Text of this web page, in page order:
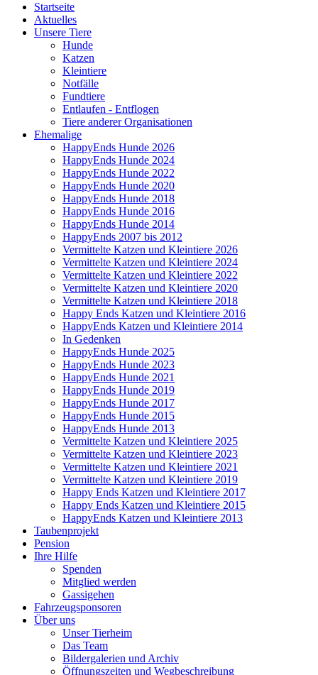
Startseite
Aktuelles
Unsere Tiere
Hunde
Katzen
Kleintiere
Notfälle
Fundtiere
Entlaufen - Entflogen
Tiere anderer Organisationen
Ehemalige
HappyEnds Hunde 2026
HappyEnds Hunde 2024
HappyEnds Hunde 2022
HappyEnds Hunde 2020
HappyEnds Hunde 2018
HappyEnds Hunde 2016
HappyEnds Hunde 2014
HappyEnds 2007 bis 2012
Vermittelte Katzen und Kleintiere 2026
Vermittelte Katzen und Kleintiere 2024
Vermittelte Katzen und Kleintiere 2022
Vermittelte Katzen und Kleintiere 2020
Vermittelte Katzen und Kleintiere 2018
Happy Ends Katzen und Kleintiere 2016
HappyEnds Katzen und Kleintiere 2014
In Gedenken
HappyEnds Hunde 2025
HappyEnds Hunde 2023
HappyEnds Hunde 2021
HappyEnds Hunde 2019
HappyEnds Hunde 2017
HappyEnds Hunde 2015
HappyEnds Hunde 2013
Vermittelte Katzen und Kleintiere 2025
Vermittelte Katzen und Kleintiere 2023
Vermittelte Katzen und Kleintiere 2021
Vermittelte Katzen und Kleintiere 2019
Happy Ends Katzen und Kleintiere 2017
Happy Ends Katzen und Kleintiere 2015
HappyEnds Katzen und Kleintiere 2013
Taubenprojekt
Pension
Ihre Hilfe
Spenden
Mitglied werden
Gassigehen
Fahrzeugsponsoren
Über uns
Unser Tierheim
Das Team
Bildergalerien und Archiv
Öffnungszeiten und Wegbeschreibung